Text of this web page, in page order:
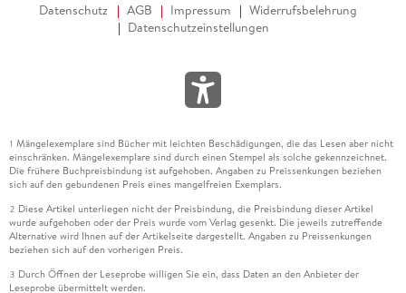
Datenschutz AGB Impressum
Widerrufsbelehrung
Datenschutzeinstellungen
1 Mängelexemplare sind Bücher mit leichten Beschädigungen, die das Lesen aber nicht
einschränken. Mängelexemplare sind durch einen Stempel als solche gekennzeichnet.
Die frühere Buchpreisbindung ist aufgehoben. Angaben zu Preissenkungen beziehen
sich auf den gebundenen Preis eines mangelfreien Exemplars.
2 Diese Artikel unterliegen nicht der Preisbindung, die Preisbindung dieser Artikel
wurde aufgehoben oder der Preis wurde vom Verlag gesenkt. Die jeweils zutreffende
Alternative wird Ihnen auf der Artikelseite dargestellt. Angaben zu Preissenkungen
beziehen sich auf den vorherigen Preis.
3 Durch Öffnen der Leseprobe willigen Sie ein, dass Daten an den Anbieter der
Leseprobe übermittelt werden.